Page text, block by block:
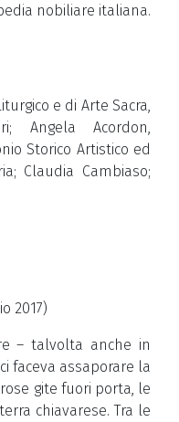
nobiliare italiana.
e di Arte Sacra,
Angela Acordon,
Storico Artistico ed
Claudia Cambiaso;
2017)
– talvolta anche in
faceva assaporare la
gite fuori porta, le
chiavarese. Tra le